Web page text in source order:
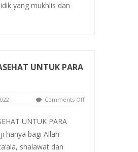
yang mukhlis dan
UNTUK PARA
Comments Off
UNTUK PARA
hanya bagi Allah
shalawat dan